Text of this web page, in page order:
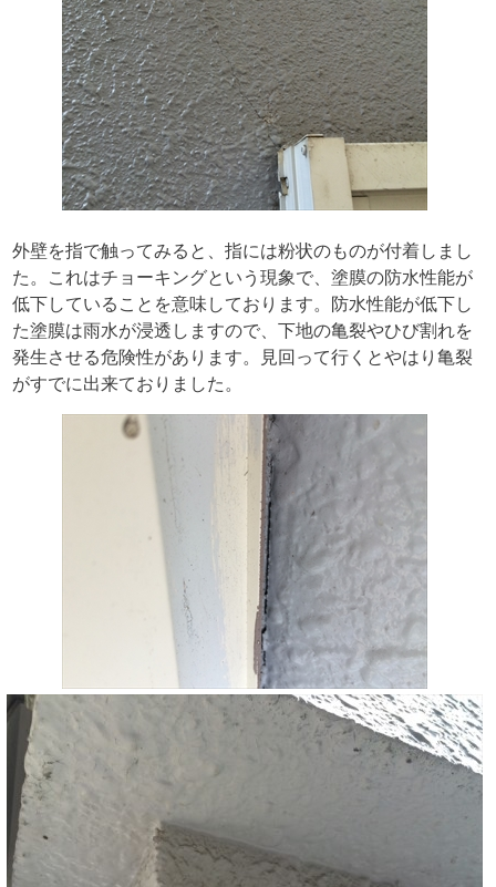
外壁を指で触ってみると、指には粉状のものが付着しまし
た。これはチョーキングという現象で、塗膜の防水性能が
低下していることを意味しております。防水性能が低下し
た塗膜は雨水が浸透しますので、下地の亀裂やひび割れを
発生させる危険性があります。見回って行くとやはり亀裂
がすでに出来ておりました。